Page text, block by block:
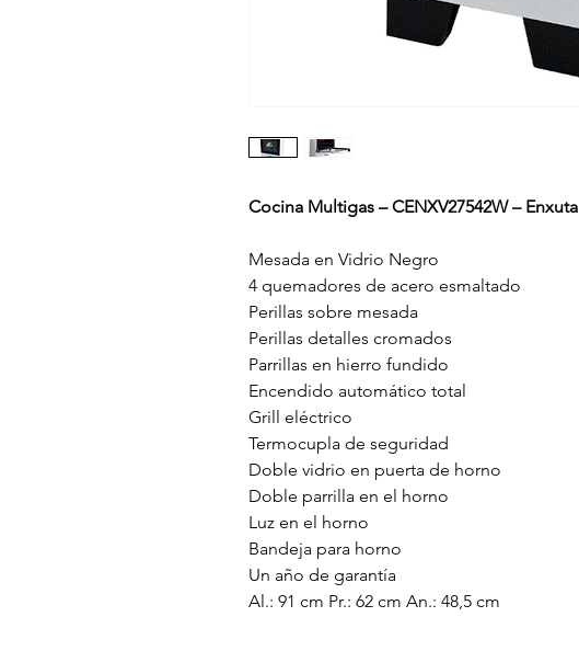
Cocina Multigas – CENXV27542W – Enxuta
Mesada en Vidrio Negro
4 quemadores de acero esmaltado
Perillas sobre mesada
Perillas detalles cromados
Parrillas en hierro fundido
Encendido automático total
Grill eléctrico
Termocupla de seguridad
Doble vidrio en puerta de horno
Doble parrilla en el horno
Luz en el horno
Bandeja para horno
Un año de garantía
Al.: 91 cm Pr.: 62 cm An.: 48,5 cm